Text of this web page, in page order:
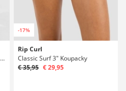
Advance Adults Small Long Sleeve Surfové poncho
-17%
Rip Curl
Classic Surf 3" Koupacky
€ 35,95 € 29,95